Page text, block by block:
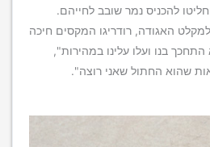
להכניס נמר שובב לחייהם.
האגודה, רודריגו המקסים חיכה
בנו ועלו עלינו במהירות",
שהוא החתול שאני רוצה".